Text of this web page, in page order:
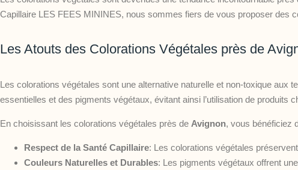
Capillaire LES FEES MININES, nous sommes fiers de vous proposer des
Les Atouts des Colorations Végétales près de
Les colorations végétales sont une alternative naturelle et non-toxique aux
essentielles et des pigments végétaux, évitant ainsi l’utilisation de produits
En choisissant les colorations végétales près de Avignon, vous bénéficiez
Respect de la Santé Capillaire: Les colorations végétales
Couleurs Naturelles et Durables: Les pigments végétaux offrent